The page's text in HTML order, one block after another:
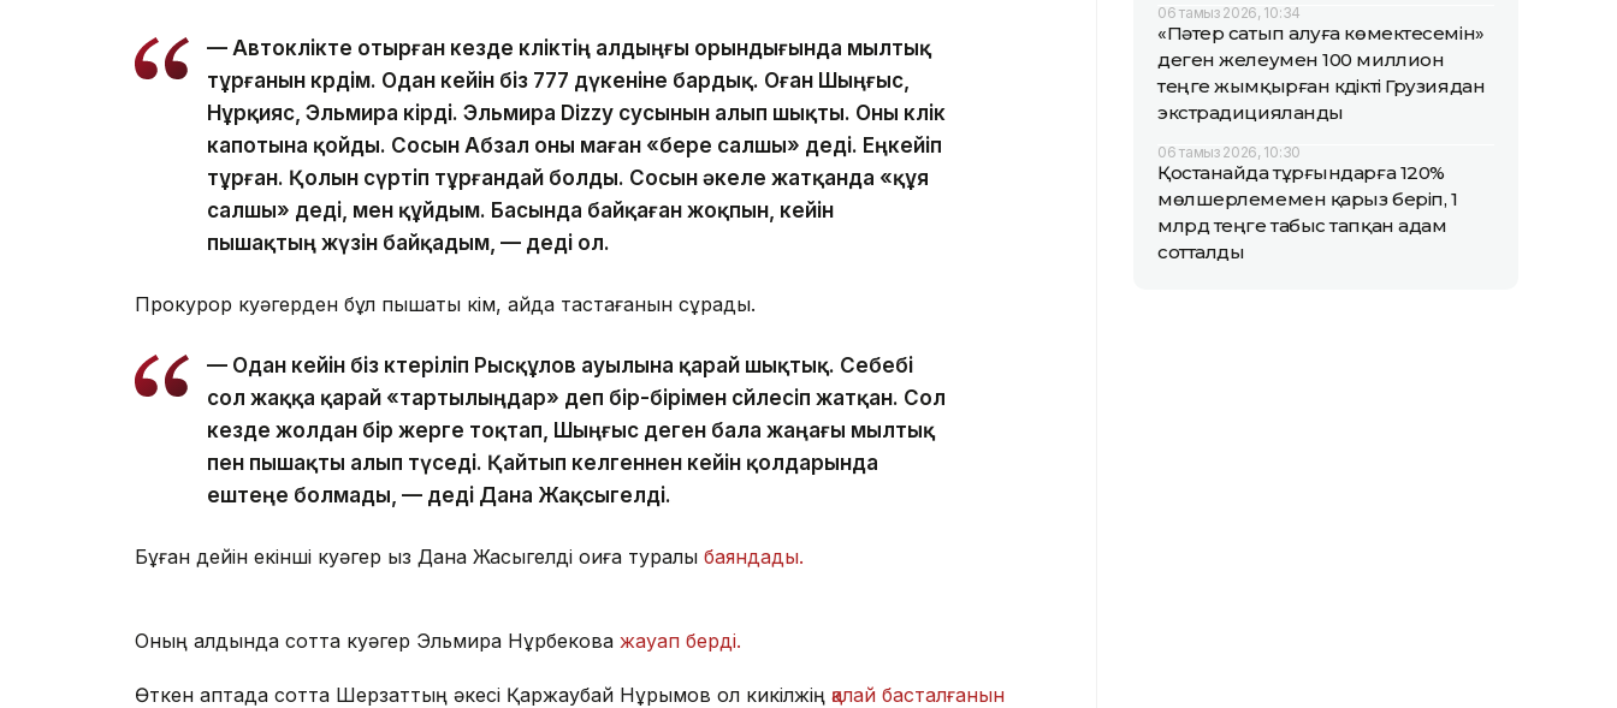
— Автокөлікте отырған кезде көліктің алдыңғы орындығында мылтық
тұрғанын көрдім. Одан кейін біз 777 дүкеніне бардық. Оған Шыңғыс,
Нұрқияс, Эльмира кірді. Эльмира Dizzy сусынын алып шықты. Оны көлік
капотына қойды. Сосын Абзал оны маған «бере салшы» деді. Еңкейіп
тұрған. Қолын сүртіп тұрғандай болды. Сосын әкеле жатқанда «құя
салшы» деді, мен құйдым. Басында байқаған жоқпын, кейін
пышақтың жүзін байқадым, — деді ол.
Прокурор куәгерден бұл пышақты кім, қайда тастағанын сұрады.
— Одан кейін біз көтеріліп Рысқұлов ауылына қарай шықтық. Себебі
сол жаққа қарай «тартылыңдар» деп бір-бірімен сөйлесіп жатқан. Сол
кезде жолдан бір жерге тоқтап, Шыңғыс деген бала жаңағы мылтық
пен пышақты алып түседі. Қайтып келгеннен кейін қолдарында
ештеңе болмады, — деді Дана Жақсыгелді.
Бұған дейін екінші куәгер қыз Дана Жақсыгелді оқиға туралы баяндады.
Оның алдында сотта куәгер Эльмира Нұрбекова жауап берді.
Өткен аптада сотта Шерзаттың әкесі Қаржаубай Нұрымов ол кикілжің қалай басталғанын
06 тамыз 2026, 10:34
«Пәтер сатып алуға көмектесемін»
деген желеумен 100 миллион
теңге жымқырған күдікті Грузиядан
экстрадицияланды
06 тамыз 2026, 10:30
Қостанайда тұрғындарға 120%
мөлшерлемемен қарыз беріп, 1
млрд теңге табыс тапқан адам
сотталды